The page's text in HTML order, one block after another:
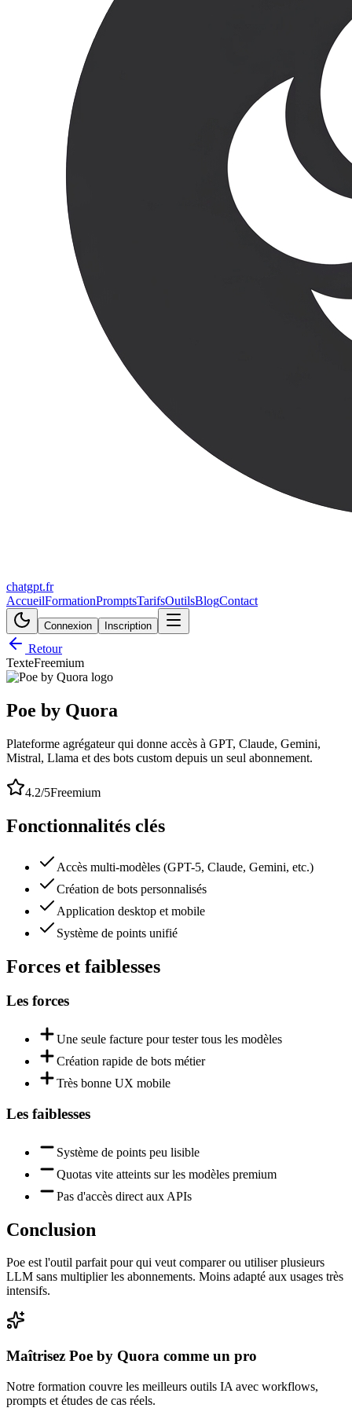
chatgpt.fr
AccueilFormationPromptsTarifsOutilsBlogContact
Connexion Inscription
Retour
TexteFreemium
Poe by Quora
Plateforme agrégateur qui donne accès à GPT, Claude, Gemini,
Mistral, Llama et des bots custom depuis un seul abonnement.
4.2/5Freemium
Fonctionnalités clés
Accès multi-modèles (GPT-5, Claude, Gemini, etc.)
Création de bots personnalisés
Application desktop et mobile
Système de points unifié
Forces et faiblesses
Les forces
Une seule facture pour tester tous les modèles
Création rapide de bots métier
Très bonne UX mobile
Les faiblesses
Système de points peu lisible
Quotas vite atteints sur les modèles premium
Pas d'accès direct aux APIs
Conclusion
Poe est l'outil parfait pour qui veut comparer ou utiliser plusieurs
LLM sans multiplier les abonnements. Moins adapté aux usages très
intensifs.
Maîtrisez Poe by Quora comme un pro
Notre formation couvre les meilleurs outils IA avec workflows,
prompts et études de cas réels.